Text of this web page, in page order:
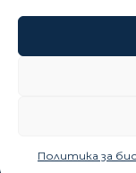
Политика за
Политика за
Карта на